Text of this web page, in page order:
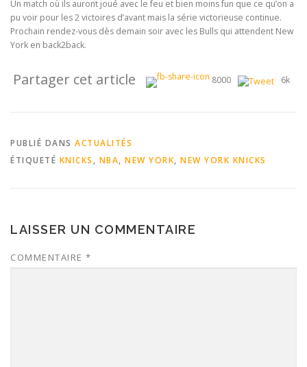
Un match où ils auront joué avec le feu et bien moins fun que ce qu’on a
pu voir pour les 2 victoires d’avant mais la série victorieuse continue.
Prochain rendez-vous dès demain soir avec les Bulls qui attendent New
York en back2back.
Partager cet article 8000 6k
PUBLIÉ DANS ACTUALITÉS
ÉTIQUETÉ KNICKS , NBA, NEW YORK, NEW YORK KNICKS
LAISSER UN COMMENTAIRE
COMMENTAIRE *